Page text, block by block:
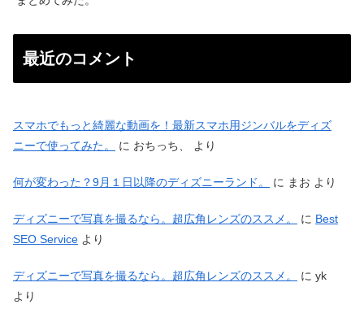
最近のコメント
スマホでもっと綺麗な動画を！最新スマホ用ジンバルをディズ
ニーで使ってみた。
に おちっち、 より
何が変わった？9月１日以降のディズニーランド。 に まお より
ディズニーで写真を撮るなら。超広角レンズのススメ。 に Best
SEO Service より
ディズニーで写真を撮るなら。超広角レンズのススメ。 に yk
より